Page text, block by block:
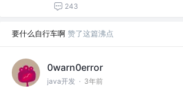
243
要什么自行车啊 赞了这篇沸点
0warn0error
java开发 · 3年前